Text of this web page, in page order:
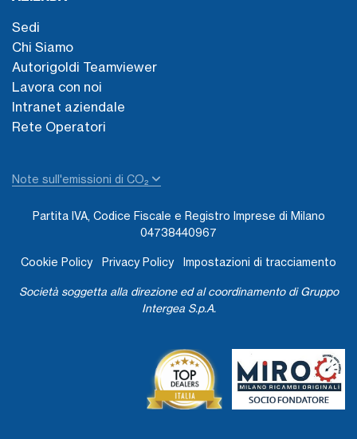
Sedi
Chi Siamo
Autorigoldi Teamviewer
Lavora con noi
Intranet aziendale
Rete Operatori
Note sull'emissioni di CO₂
Partita IVA, Codice Fiscale e Registro Imprese di Milano
04738440967
Cookie Policy Privacy Policy Impostazioni di tracciamento
Società soggetta alla direzione ed al coordinamento di Gruppo
Intergea S.p.A.